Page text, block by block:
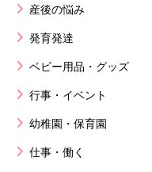
産後の悩み
発育発達
ベビー用品・グッズ
行事・イベント
幼稚園・保育園
仕事・働く